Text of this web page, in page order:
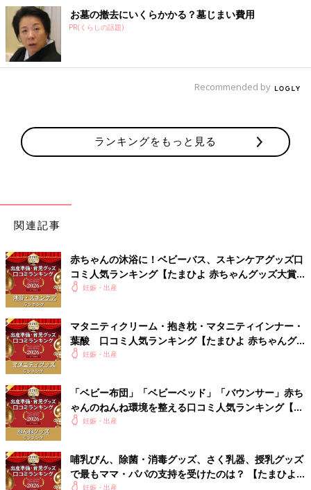
お墓の撤去にいくらかかる？墓じまい費用
PR(くらしの話題)
Recommended by
ランキングをもっと見る
関連記事
赤ちゃんの沐浴に！ベビーバス、スキンケアグッズ口
コミ人気ランキング【たまひよ 赤ちゃんグッズ大賞
2026】
妊娠・出産
マタニティクリーム・抱き枕・マタニティインナー・
葉酸 口コミ人気ランキング【たまひよ 赤ちゃんグ
ッズ大賞2026】
妊娠・出産
「ベビー布団」「ベビーベッド」「バウンサー」赤ち
ゃんのねんね環境を整える口コミ人気ランキング【た
まひよ 赤ちゃんグッズ大賞2026】
妊娠・出産
哺乳びん、除菌・消毒グッズ、さく乳器、授乳グッズ
で最もママ・パパの支持を受けたのは？ 【たまひよ
妊娠・出産